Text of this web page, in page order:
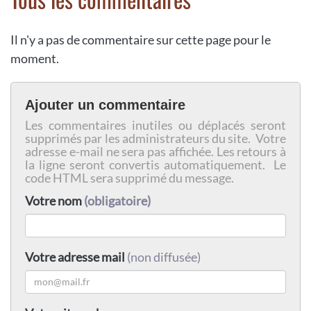
Il n'y a pas de commentaire sur cette page pour le
moment.
Ajouter un commentaire
Les commentaires inutiles ou déplacés seront
supprimés par les administrateurs du site. Votre
adresse e-mail ne sera pas affichée. Les retours à
la ligne seront convertis automatiquement. Le
code HTML sera supprimé du message.
Votre nom(obligatoire)
Votre adresse mail (non diffusée)